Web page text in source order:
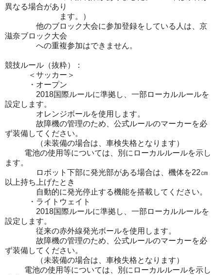
異なる場合があり
ます。）
他のブロック大会に参加登録をしている人は、京
滋奈ブロック大会
への重複参加はできません。
競技ルール（抜粋）：
＜サッカー＞
・オープン
2018国際ルールに準拠し、一部ローカルルールを
設定します。
オレンジボールを使用します。
故障機の管理のため、公式ルールのマーカーを必
ず装備してください。
（未装備の場合は、車検失格となります）
電池の使用等については、別にローカルルールを示し
ます。
ロボット下部に発光部がある場合は、機体を22㎝
以上持ち上げたとき
自動的に発光停止する機能を搭載してください。
・ライトウェイト
2018国際ルールに準拠し、一部ローカルルールを
設定します。
従来の赤外線発光ボールを使用します。
故障機の管理のため、公式ルールのマーカーを必
ず装備してください。
（未装備の場合は、車検失格となります）
電池の使用等については、別にローカルルールを示し